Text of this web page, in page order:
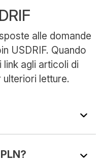
alle domande
USDRIF. Quando
link agli articoli di
letture.